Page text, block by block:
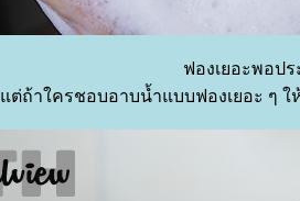
ฟองเยอะพอป
ต่ถ้าใครชอบอาบน้ำแบบฟองเยอะ ๆ ใ